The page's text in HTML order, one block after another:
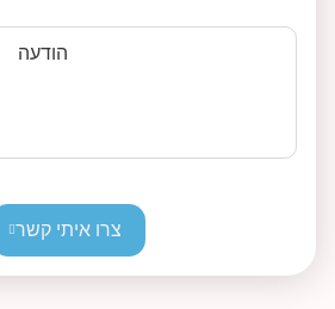
הודעה
צרו איתי קשר